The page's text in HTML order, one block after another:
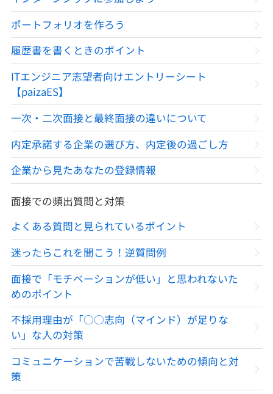
ポートフォリオを作ろう
履歴書を書くときのポイント
ITエンジニア志望者向けエントリーシート
【paizaES】
一次・二次面接と最終面接の違いについて
内定承諾する企業の選び方、内定後の過ごし方
企業から見たあなたの登録情報
面接での頻出質問と対策
よくある質問と見られているポイント
迷ったらこれを聞こう！逆質問例
面接で「モチベーションが低い」と思われないた
めのポイント
不採用理由が「○○志向（マインド）が足りな
い」な人の対策
コミュニケーションで苦戦しないための傾向と対
策